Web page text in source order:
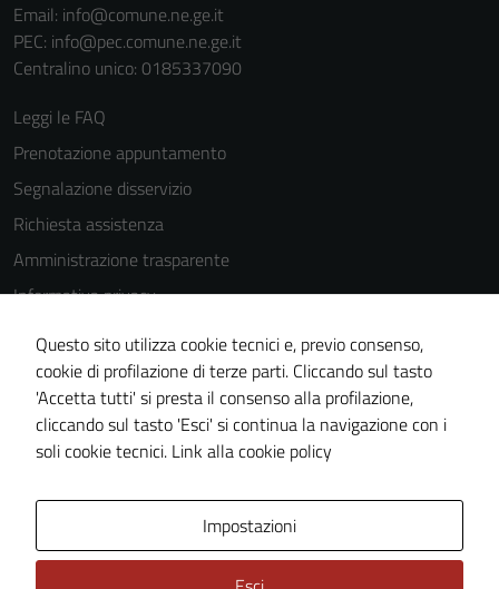
Email: info@comune.ne.ge.it
PEC: info@pec.comune.ne.ge.it
Centralino unico: 0185337090
Leggi le FAQ
Prenotazione appuntamento
Segnalazione disservizio
Richiesta assistenza
Amministrazione trasparente
Informativa privacy
Cookie Policy
Note legali
Dichiarazione di accessibilità
Piano di miglioramento del sito
Questo sito utilizza cookie tecnici e, previo consenso,
cookie di profilazione di terze parti. Cliccando sul tasto
'Accetta tutti' si presta il consenso alla profilazione,
cliccando sul tasto 'Esci' si continua la navigazione con i
soli cookie tecnici. Link alla cookie policy
Impostazioni